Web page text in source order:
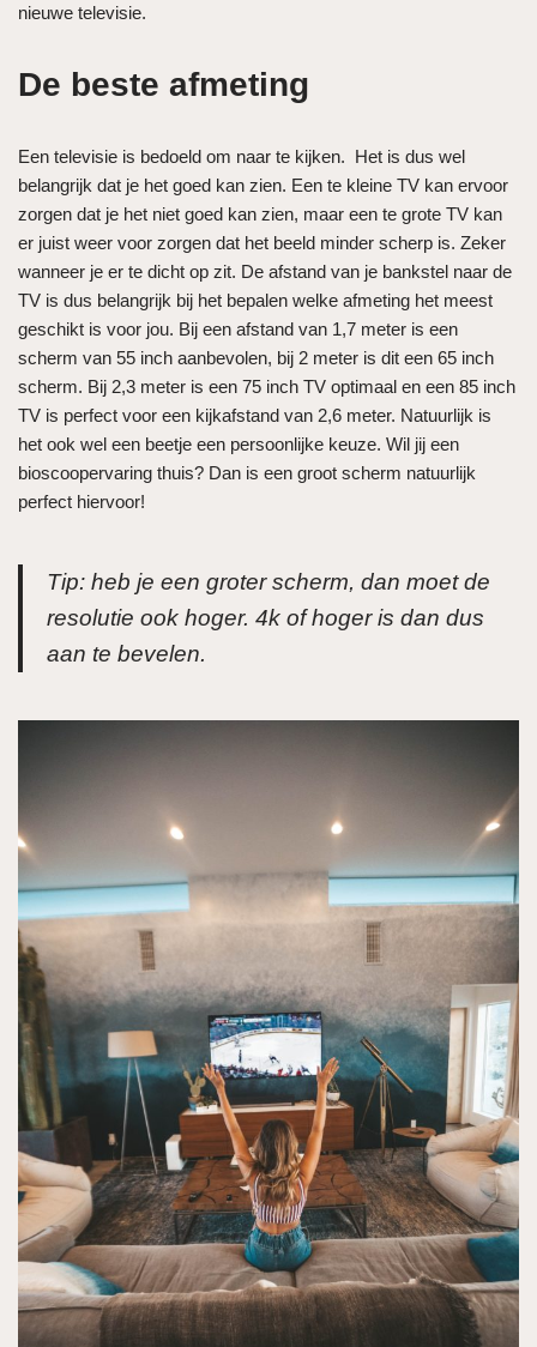
nieuwe televisie.
De beste afmeting
Een televisie is bedoeld om naar te kijken. Het is dus wel
belangrijk dat je het goed kan zien. Een te kleine TV kan ervoor
zorgen dat je het niet goed kan zien, maar een te grote TV kan
er juist weer voor zorgen dat het beeld minder scherp is. Zeker
wanneer je er te dicht op zit. De afstand van je bankstel naar de
TV is dus belangrijk bij het bepalen welke afmeting het meest
geschikt is voor jou. Bij een afstand van 1,7 meter is een
scherm van 55 inch aanbevolen, bij 2 meter is dit een 65 inch
scherm. Bij 2,3 meter is een 75 inch TV optimaal en een 85 inch
TV is perfect voor een kijkafstand van 2,6 meter. Natuurlijk is
het ook wel een beetje een persoonlijke keuze. Wil jij een
bioscoopervaring thuis? Dan is een groot scherm natuurlijk
perfect hiervoor!
Tip: heb je een groter scherm, dan moet de
resolutie ook hoger. 4k of hoger is dan dus
aan te bevelen.